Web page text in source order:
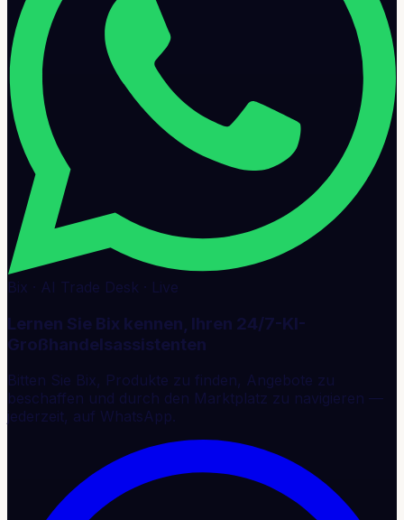
Bix · AI Trade Desk · Live
Lernen Sie Bix kennen, Ihren 24/7-KI-
Großhandelsassistenten
Bitten Sie Bix, Produkte zu finden, Angebote zu
beschaffen und durch den Marktplatz zu navigieren —
jederzeit, auf WhatsApp.